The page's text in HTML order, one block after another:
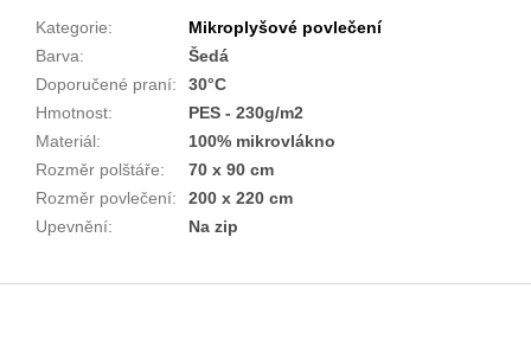
Kategorie:
Mikroplyšové povlečení
Barva:
Šedá
Doporučené praní:
30°C
Hmotnost:
PES - 230g/m2
Materiál:
100% mikrovlákno
Rozměr polštáře:
70 x 90 cm
Rozměr povlečení:
200 x 220 cm
Upevnění: Na zip